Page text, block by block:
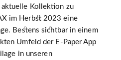
Kollektion zu
im Herbst 2023 eine
Bestens sichtbar in einem
Umfeld der E-Paper App
in unseren